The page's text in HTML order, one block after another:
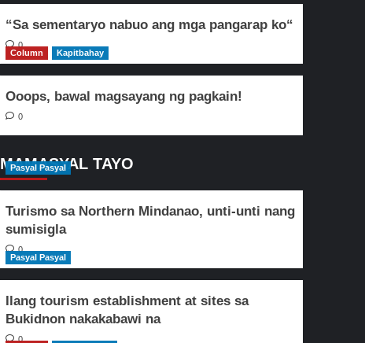
“Sa sementaryo nabuo ang mga pangarap ko“
0
Column
Kapitbahay
Ooops, bawal magsayang ng pagkain!
0
MAMASYAL TAYO
Pasyal Pasyal
Turismo sa Northern Mindanao, unti-unti nang
sumisigla
0
Pasyal Pasyal
Ilang tourism establishment at sites sa
Bukidnon nakakabawi na
0